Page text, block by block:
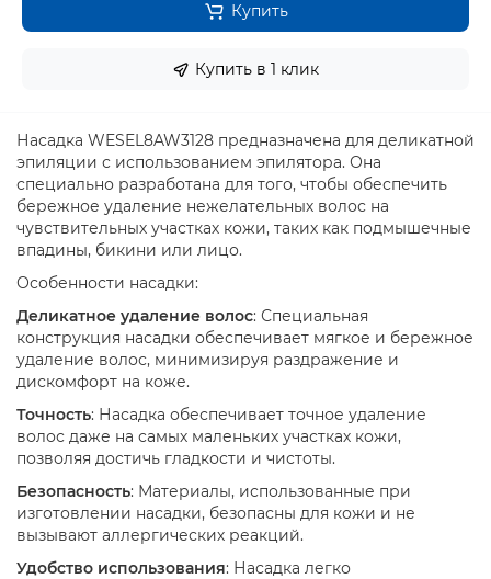
Купить
Купить в 1 клик
Насадка WESEL8AW3128 предназначена для деликатной
эпиляции с использованием эпилятора. Она
специально разработана для того, чтобы обеспечить
бережное удаление нежелательных волос на
чувствительных участках кожи, таких как подмышечные
впадины, бикини или лицо.
Особенности насадки:
Деликатное удаление волос: Специальная
конструкция насадки обеспечивает мягкое и бережное
удаление волос, минимизируя раздражение и
дискомфорт на коже.
Точность: Насадка обеспечивает точное удаление
волос даже на самых маленьких участках кожи,
позволяя достичь гладкости и чистоты.
Безопасность: Материалы, использованные при
изготовлении насадки, безопасны для кожи и не
вызывают аллергических реакций.
Удобство использования: Насадка легко